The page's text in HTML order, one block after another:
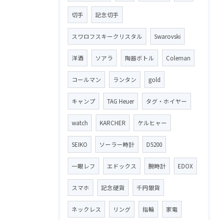
切手 記念切手
スワロフスキークリスタル Swarovski
洋酒 ソアラ 陶器ボトル Coleman
コールマン ランタン gold
キャンプ TAG Heuer タグ・ホイヤー
watch KARCHER ケルヒャー
SEIKO ソーラー時計 D5200
一眼レフ エドックス 腕時計 EDOX
スマホ 記念硬貨 千円銀貨
ネックレス リング 指輪 家電